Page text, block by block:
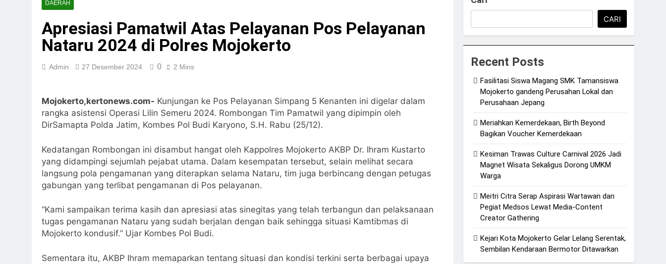
DAERAH
Apresiasi Pamatwil Atas Pelayanan Pos Pelayanan
Nataru 2024 di Polres Mojokerto
Admin 27 Desember 2024 0 2 Mins
Mojokerto,kertonews.com- Kunjungan ke Pos Pelayanan Simpang 5 Kenanten ini digelar dalam
rangka asistensi Operasi Lilin Semeru 2024. Rombongan Tim Pamatwil yang dipimpin oleh
DirSamapta Polda Jatim, Kombes Pol Budi Karyono, S.H. Rabu (25/12).
Kedatangan Rombongan ini disambut hangat oleh Kappolres Mojokerto AKBP Dr. Ihram Kustarto
yang didampingi sejumlah pejabat utama. Dalam kesempatan tersebut, selain melihat secara
langsung pola pengamanan yang diterapkan selama Nataru, tim juga berbincang dengan petugas
gabungan yang terlibat pengamanan di Pos pelayanan.
“Kami sampaikan terima kasih dan apresiasi atas sinegitas yang telah terbangun dan pelaksanaan
tugas pengamanan Nataru yang sudah berjalan dengan baik sehingga situasi Kamtibmas di
Mojokerto kondusif.” Ujar Kombes Pol Budi.
Sementara itu, AKBP Ihram memaparkan tentang situasi dan kondisi terkini serta berbagai upaya
CARI
Recent Posts
Fasilitasi Siswa Magang SMK Tamansiswa
Mojokerto gandeng Perusahan Lokal dan
Perusahaan Jepang
Meriahkan Kemerdekaan, Birth Beyond
Bagikan Voucher Kemerdekaan
Kesiman Trawas Culture Carnival 2026 Jadi
Magnet Wisata Sekaligus Dorong UMKM
Warga
Meitri Citra Serap Aspirasi Wartawan dan
Pegiat Medsos Lewat Media-Content
Creator Gathering
Kejari Kota Mojokerto Gelar Lelang Serentak,
Sembilan Kendaraan Bermotor Ditawarkan